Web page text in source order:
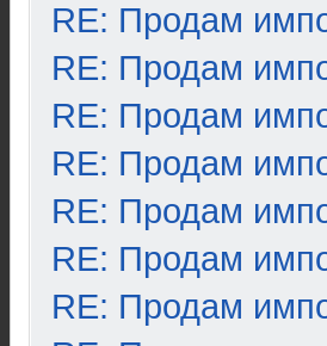
RE: Продам
RE: Продам
RE: Продам
RE: Продам
RE: Продам
RE: Продам
RE: Продам